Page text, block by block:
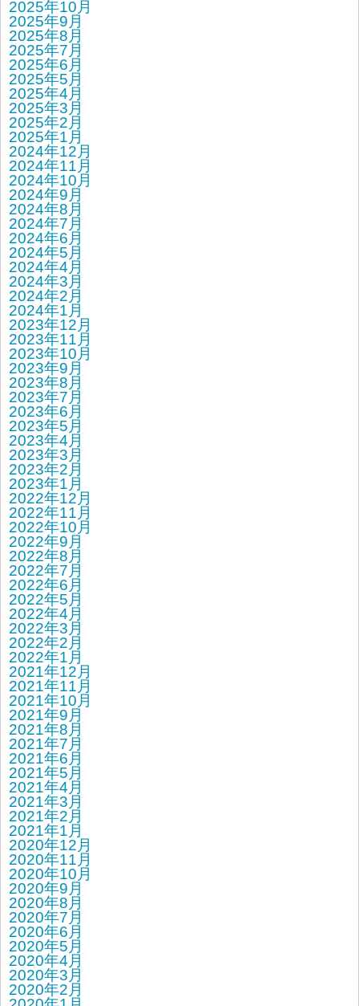
2025年10月
2025年9月
2025年8月
2025年7月
2025年6月
2025年5月
2025年4月
2025年3月
2025年2月
2025年1月
2024年12月
2024年11月
2024年10月
2024年9月
2024年8月
2024年7月
2024年6月
2024年5月
2024年4月
2024年3月
2024年2月
2024年1月
2023年12月
2023年11月
2023年10月
2023年9月
2023年8月
2023年7月
2023年6月
2023年5月
2023年4月
2023年3月
2023年2月
2023年1月
2022年12月
2022年11月
2022年10月
2022年9月
2022年8月
2022年7月
2022年6月
2022年5月
2022年4月
2022年3月
2022年2月
2022年1月
2021年12月
2021年11月
2021年10月
2021年9月
2021年8月
2021年7月
2021年6月
2021年5月
2021年4月
2021年3月
2021年2月
2021年1月
2020年12月
2020年11月
2020年10月
2020年9月
2020年8月
2020年7月
2020年6月
2020年5月
2020年4月
2020年3月
2020年2月